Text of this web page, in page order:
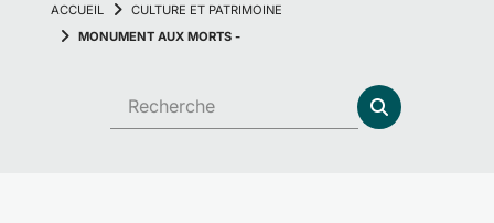
CULTURE ET PATRIMOINE
MONUMENT AUX MORTS -